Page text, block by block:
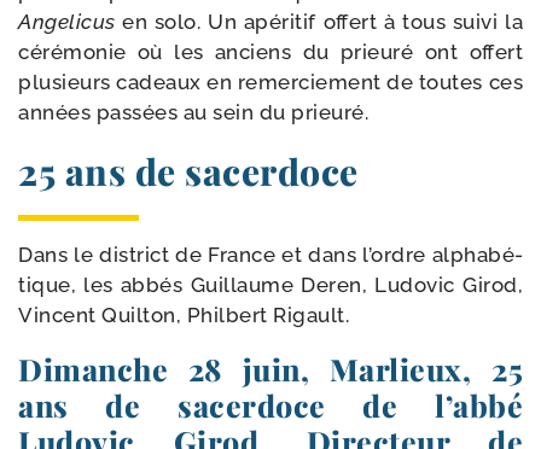
Angelicus en solo. Un apé­ri­tif offert à tous sui­vi la
céré­mo­nie où les anciens du prieu­ré ont offert
plu­sieurs cadeaux en remer­cie­ment de toutes ces
années pas­sées au sein du prieuré.
25 ans de sacerdoce
Dans le dis­trict de France et dans l’ordre alpha­bé­
tique, les abbés Guillaume Deren, Ludovic Girod,
Vincent Quilton, Philbert Rigault.
Dimanche 28 juin, Marlieux, 25
ans de sacerdoce de l’abbé